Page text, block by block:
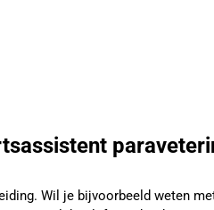
Wil je bijvoorbeeld weten